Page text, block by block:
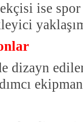
ise spor
dizayn